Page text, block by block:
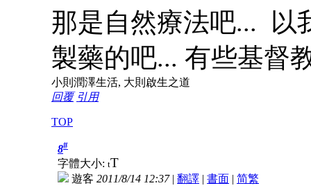
那是自然療法吧... 以
製藥的吧... 有些基督
小則潤澤生活, 大則啟生之道
回覆 引用
TOP
8#
字體大小: tT
遊客 2011/8/14 12:37| 翻譯 | 書面 | 简繁